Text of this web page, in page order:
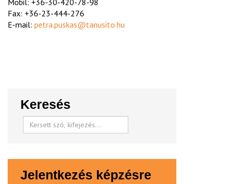
Mobil: +36-30-420-78-98
Fax: +36-23-444-276
E-mail: petra.puskas@tanusito.hu
Keresés
Jelentkezés képzésre